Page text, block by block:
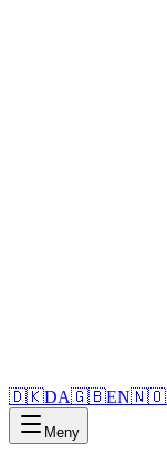
🇩🇰DA🇬🇧EN🇳🇴
Meny